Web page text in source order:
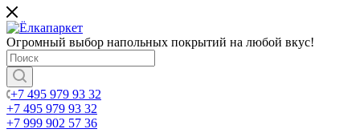
Огромный выбор напольных покрытий на любой вкус!
+7 495 979 93 32
+7 495 979 93 32
+7 999 902 57 36